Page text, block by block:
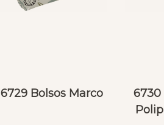
6729 Bolsos Marco
6730